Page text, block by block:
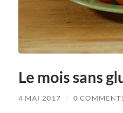
Le mois sans
4 MAI 2017 / 0